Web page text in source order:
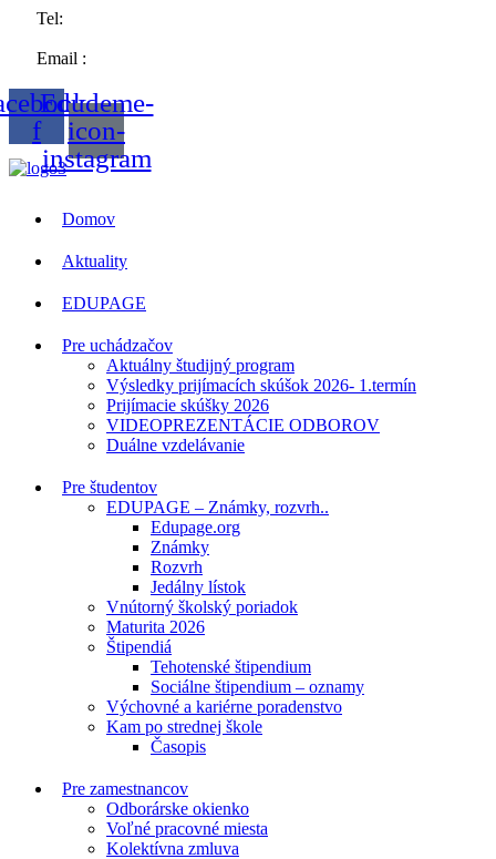
Tel:
Email :
f
Edudeme-
icon-
instagram
Domov
Aktuality
EDUPAGE
Pre uchádzačov
Aktuálny študijný program
Výsledky prijímacích skúšok 2026- 1.termín
Prijímacie skúšky 2026
VIDEOPREZENTÁCIE ODBOROV
Duálne vzdelávanie
Pre študentov
EDUPAGE – Známky, rozvrh..
Edupage.org
Známky
Rozvrh
Jedálny lístok
Vnútorný školský poriadok
Maturita 2026
Štipendiá
Tehotenské štipendium
Sociálne štipendium – oznamy
Výchovné a kariérne poradenstvo
Kam po strednej škole
Časopis
Pre zamestnancov
Odborárske okienko
Voľné pracovné miesta
Kolektívna zmluva